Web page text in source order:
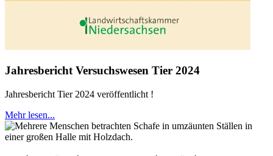
Jahresbericht Versuchswesen Tier 2024
Jahresbericht Tier 2024 veröffentlicht !
Mehr lesen...